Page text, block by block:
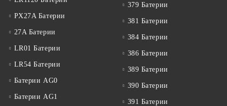
PX27A Батерии
27A Батерии
LR01 Батерии
LR54 Батерии
Батерии AG0
Батерии AG1
379 Батерии
381 Батерии
384 Батерии
386 Батерии
389 Батерии
390 Батерии
391 Батерии